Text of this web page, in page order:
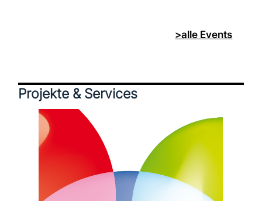
>alle Events
Projekte & Services